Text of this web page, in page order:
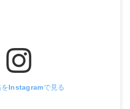
をInstagramで見る